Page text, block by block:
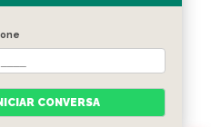
CONVERSA